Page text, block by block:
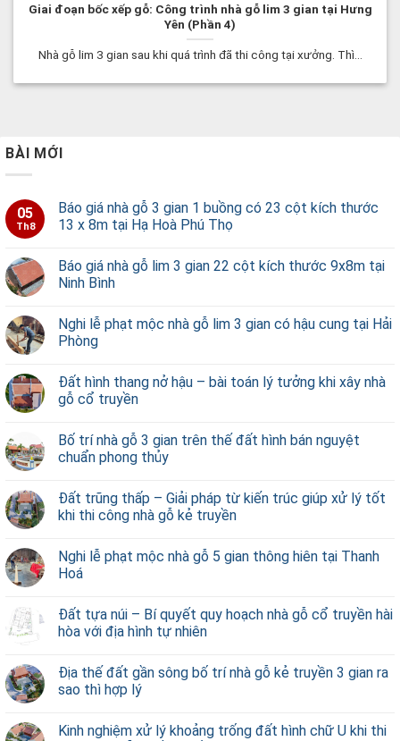
Giai đoạn bốc xếp gỗ: Công trình nhà gỗ lim 3 gian tại Hưng
Yên (Phần 4)
Nhà gỗ lim 3 gian sau khi quá trình đã thi công tại xưởng. Thì...
BÀI MỚI
05
Th8
Báo giá nhà gỗ 3 gian 1 buồng có 23 cột kích thước
13 x 8m tại Hạ Hoà Phú Thọ
Báo giá nhà gỗ lim 3 gian 22 cột kích thước 9x8m tại
Ninh Bình
Nghi lễ phạt mộc nhà gỗ lim 3 gian có hậu cung tại Hải
Phòng
Đất hình thang nở hậu – bài toán lý tưởng khi xây nhà
gỗ cổ truyền
Bố trí nhà gỗ 3 gian trên thế đất hình bán nguyệt
chuẩn phong thủy
Đất trũng thấp – Giải pháp từ kiến trúc giúp xử lý tốt
khi thi công nhà gỗ kẻ truyền
Nghi lễ phạt mộc nhà gỗ 5 gian thông hiên tại Thanh
Hoá
Đất tựa núi – Bí quyết quy hoạch nhà gỗ cổ truyền hài
hòa với địa hình tự nhiên
Địa thế đất gần sông bố trí nhà gỗ kẻ truyền 3 gian ra
sao thì hợp lý
Kinh nghiệm xử lý khoảng trống đất hình chữ U khi thi